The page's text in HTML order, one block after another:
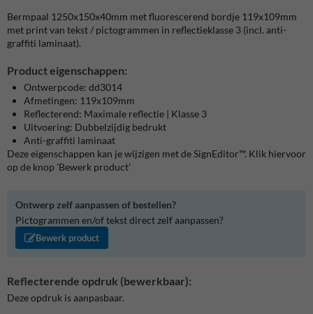
Bermpaal 1250x150x40mm met fluorescerend bordje 119x109mm
met print van tekst / pictogrammen in reflectieklasse 3 (incl. anti-
graffiti laminaat).
Product eigenschappen:
Ontwerpcode: dd3014
Afmetingen: 119x109mm
Reflecterend: Maximale reflectie | Klasse 3
Uitvoering: Dubbelzijdig bedrukt
Anti-graffiti laminaat
Deze eigenschappen kan je wijzigen met de SignEditor™. Klik hiervoor
op de knop 'Bewerk product'
Ontwerp zelf aanpassen of bestellen?
Pictogrammen en/of tekst direct zelf aanpassen?
Bewerk product
Reflecterende opdruk (bewerkbaar):
Deze opdruk is aanpasbaar.